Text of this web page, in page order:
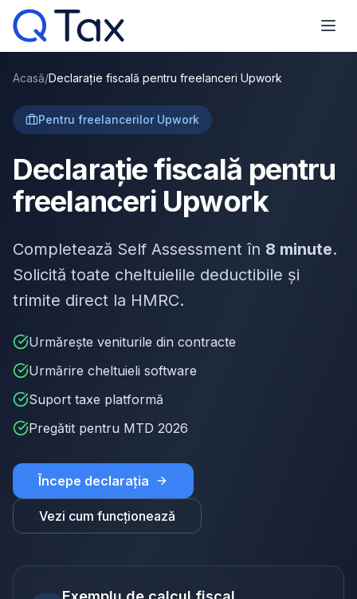
Acasă/Declarație fiscală pentru freelanceri Upwork
Pentru freelancerilor Upwork
Declarație fiscală pentru
freelanceri Upwork
Completează Self Assessment în 8 minute.
Solicită toate cheltuielile deductibile și
trimite direct la HMRC.
Urmărește veniturile din contracte
Urmărire cheltuieli software
Suport taxe platformă
Pregătit pentru MTD 2026
Începe declarația
Vezi cum funcționează